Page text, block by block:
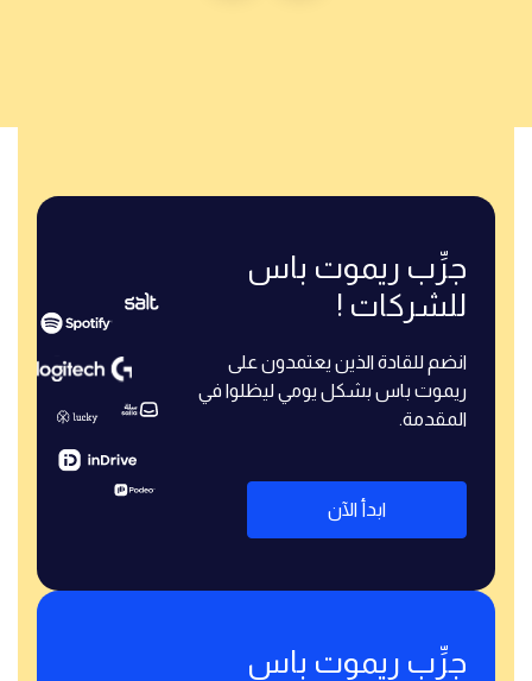
جرِّب ريموت باس
للشركات !
انضم للقادة الذين يعتمدون على
ريموت باس بشكل يومي ليظلوا في
المقدمة.
ابدأ الآن
جرِّب ريموت باس